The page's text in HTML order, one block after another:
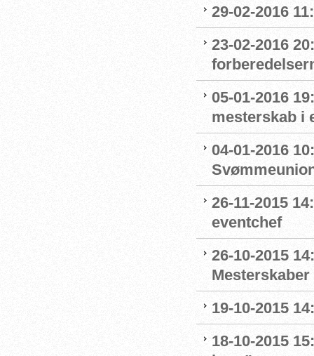
29-02-2016
23-02-2016
05-01-2016
mesterskab i
04-01-2016
26-11-2015
eventchef
26-10-2015
19-10-2015
18-10-2015